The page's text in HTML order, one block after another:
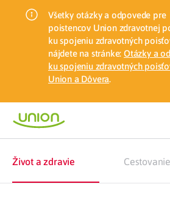
Všetky otázky a odpovede pre
poistencov Union zdravotnej
ku spojeniu zdravotných
nájdete na stránke: Otázky a
ku spojeniu zdravotných
Union a Dôvera.
Cestovanie
Život a zdravie